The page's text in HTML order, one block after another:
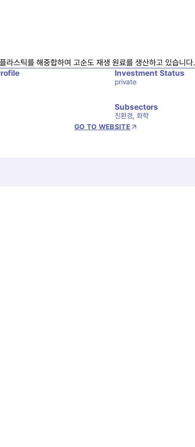
라스틱를 해중합하여 고순도 재생 원료를 생산하고 있습니다.
Investment Status
private
Subsectors
친환경, 화학
GO TO WEBSITE